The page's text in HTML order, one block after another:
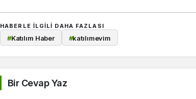
HABERLE ILGILI DAHA FAZLASI
#Katılım Haber #katılımevim
Bir Cevap Yaz